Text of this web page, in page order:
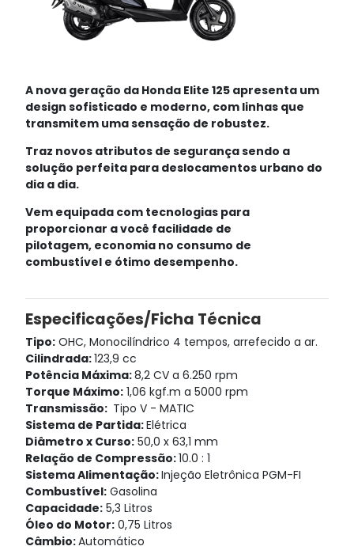
A nova geração da Honda Elite 125 apresenta um
design sofisticado e moderno, com linhas que
transmitem uma sensação de robustez.
Traz novos atributos de segurança sendo a
solução perfeita para deslocamentos urbano do
dia a dia.
Vem equipada com tecnologias para
proporcionar a você facilidade de
pilotagem, economia no consumo de
combustível e ótimo desempenho.
Especificações/Ficha Técnica
Tipo: OHC, Monocilíndrico 4 tempos, arrefecido a ar.
Cilindrada:123,9 cc
Potência Máxima:8,2 CV a 6.250 rpm
Torque Máximo: 1,06 kgf.m a 5000 rpm
Transmissão: Tipo V - MATIC
Sistema de Partida:Elétrica
Diâmetro x Curso: 50,0 x 63,1 mm
Relação de Compressão:10.0 : 1
Sistema Alimentação:Injeção Eletrônica PGM-FI
Combustível: Gasolina
Capacidade: 5,3 Litros
Óleo do Motor: 0,75 Litros
Câmbio:Automático